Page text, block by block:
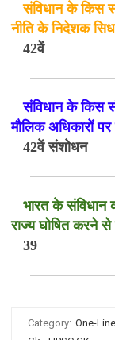
संविधान के किस
नीति के निदेशक
42वें
संविधान के किस
मौलिक अधिकारों
42वें संशोधन
भारत के संविधान
राज्य घोषित करने
39
Category: One-